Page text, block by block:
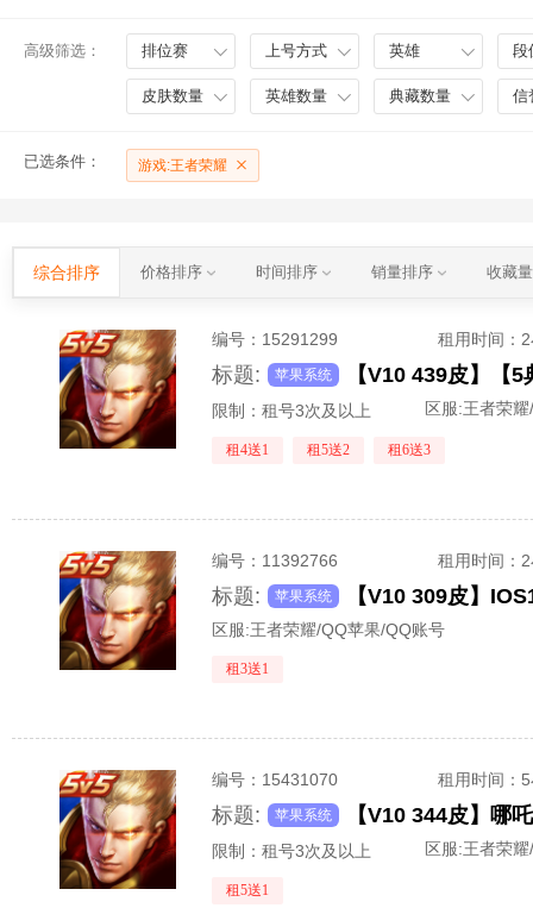
高级筛选： 排位赛 上号方式 英雄 段
皮肤数量 英雄数量 典藏数量 信
已选条件： 游戏:王者荣耀
综合排序 价格排序 时间排序 销量排序 收藏
编号： 15291299 租用时间 ：
标题: 苹果系统
限制：租号3次及以上 区服:王者荣
租4送1 租5送2 租6送3
编号： 11392766 租用时间 ：
标题: 苹果系统
区服:王者荣耀/QQ苹果/QQ账号
租3送1
编号： 15431070 租用时间 ：
标题: 苹果系统
限制：租号3次及以上 区服:王者荣
租5送1